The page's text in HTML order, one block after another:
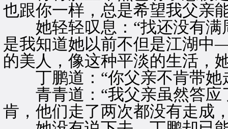
也跟你一样，总是希望我父亲
她轻轻叹息：“找还没有满
是我知道她以前不但是江湖中
的美人，像这种平淡的生活，
丁鹏道：“你父亲不肯带她
青青道：“我父亲虽然答应
肯，他们走了两次都没有走